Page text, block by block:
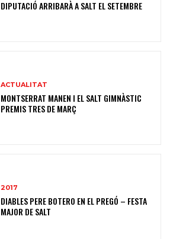
DIPUTACIÓ ARRIBARÀ A SALT EL SETEMBRE
ACTUALITAT
MONTSERRAT MANEN I EL SALT GIMNÀSTIC
PREMIS TRES DE MARÇ
2017
DIABLES PERE BOTERO EN EL PREGÓ – FESTA
MAJOR DE SALT